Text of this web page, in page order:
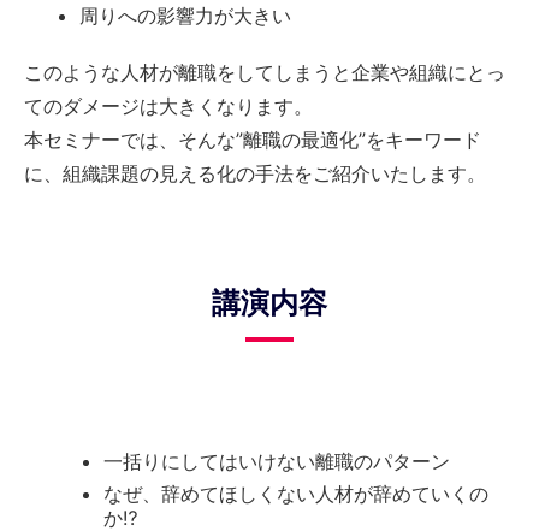
周りへの影響力が大きい
このような人材が離職をしてしまうと企業や組織にとっ
てのダメージは大きくなります。
本セミナーでは、そんな”離職の最適化”をキーワード
に、組織課題の見える化の手法をご紹介いたします。
講演内容
一括りにしてはいけない離職のパターン
なぜ、辞めてほしくない人材が辞めていくの
か⁉